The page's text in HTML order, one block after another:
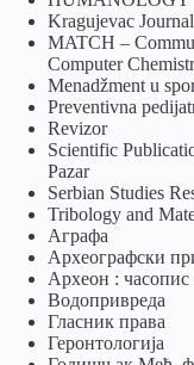
Kragujevac
MATCH –
Computer
Menadžment u
Preventivna
Revizor
Scientific
Pazar
Serbian Studies
Tribology and
Аграфа
Археографски
Археон :
Водопривреда
Гласник права
Геронтологија